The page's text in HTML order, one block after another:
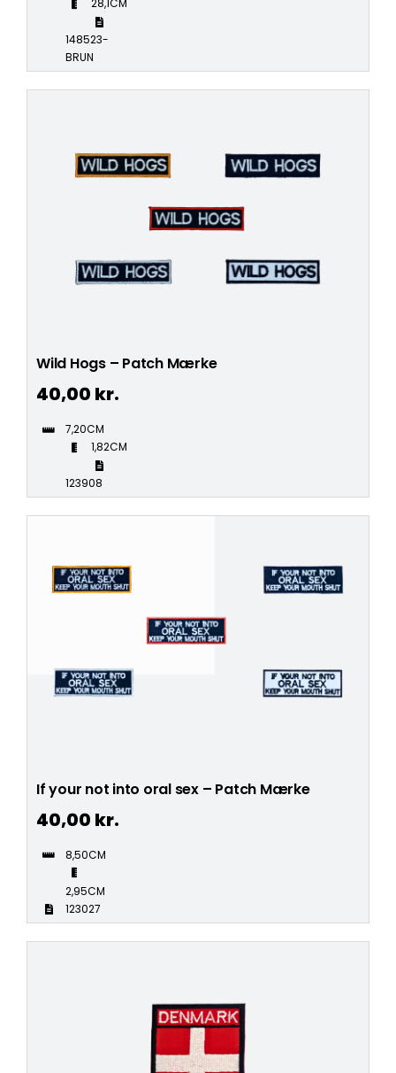
28,1CM
148523-
BRUN
Wild Hogs – Patch Mærke
40,00 kr.
7,20CM
1,82CM
123908
If your not into oral sex – Patch Mærke
40,00 kr.
8,50CM
2,95CM
123027